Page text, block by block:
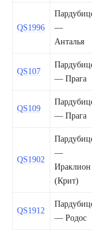
QS1996
—
Анталья
QS107
— Прага
QS109
— Прага
QS1902
—
Ираклион
(Крит)
QS1912
— Родос